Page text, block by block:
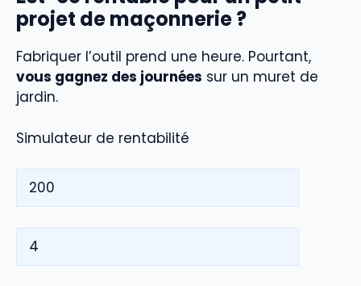
projet de maçonnerie ?
Fabriquer l’outil prend une heure. Pourtant,
vous gagnez des journées sur un muret de
jardin.
Simulateur de rentabilité